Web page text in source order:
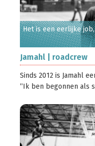
Het is een eerlijke
Jamahl | roadcrew
Sinds 2012 is Jamahl
“Ik ben begonnen als